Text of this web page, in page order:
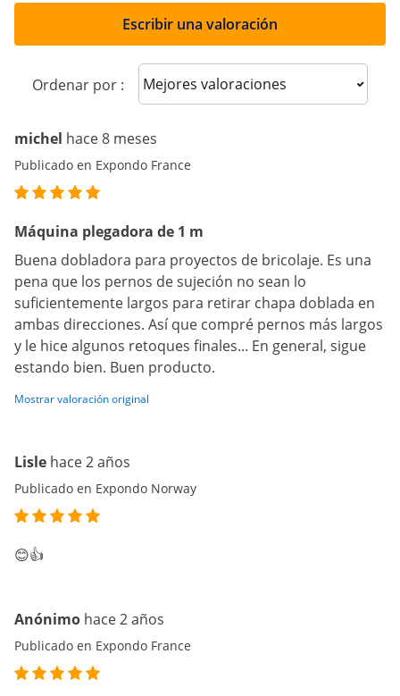
Escribir una valoración
Ordenar por : Sort reviews
michel hace 8 meses
Publicado en Expondo France
Máquina plegadora de 1 m
Buena dobladora para proyectos de bricolaje. Es una
pena que los pernos de sujeción no sean lo
suficientemente largos para retirar chapa doblada en
ambas direcciones. Así que compré pernos más largos
y le hice algunos retoques finales... En general, sigue
estando bien. Buen producto.
Mostrar valoración original
Lisle hace 2 años
Publicado en Expondo Norway
😊👍
Anónimo hace 2 años
Publicado en Expondo France